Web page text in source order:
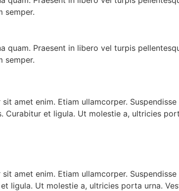
semper.
quam. Praesent in libero vel turpis
semper.
amet enim. Etiam ullamcorper.
Curabitur et ligula. Ut molestie a, ultricies
amet enim. Etiam ullamcorper.
ligula. Ut molestie a, ultricies porta urna.